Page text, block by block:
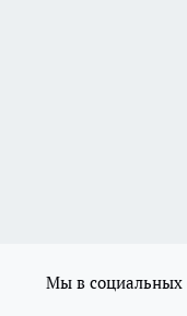
Мы в социальных